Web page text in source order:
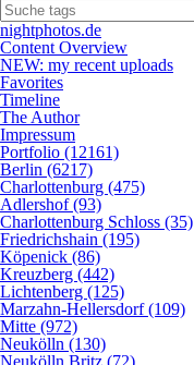
nightphotos.de
Content Overview
NEW: my recent uploads
Favorites
Timeline
The Author
Impressum
Portfolio (12161)
Berlin (6217)
Charlottenburg (475)
Adlershof (93)
Charlottenburg Schloss (35)
Friedrichshain (195)
Köpenick (86)
Kreuzberg (442)
Lichtenberg (125)
Marzahn-Hellersdorf (109)
Mitte (972)
Neukölln (130)
Neukölln Britz (72)